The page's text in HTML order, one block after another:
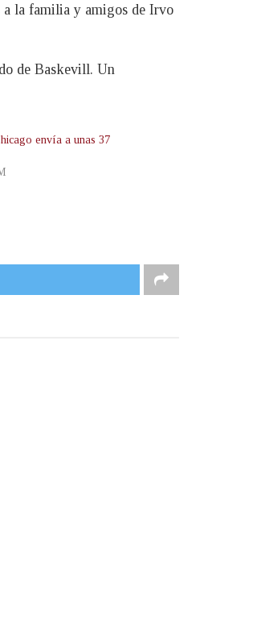
a la familia y amigos de Irvo
de Baskevill. Un
envía a unas 37